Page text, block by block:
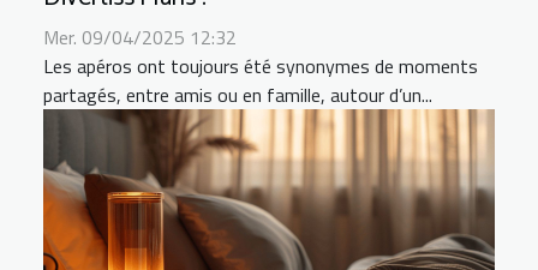
Mer. 09/04/2025 12:32
Les apéros ont toujours été synonymes de moments
partagés, entre amis ou en famille, autour d’un...